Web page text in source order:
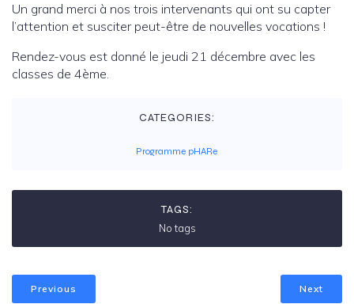
Un grand merci à nos trois intervenants qui ont su capter
l’attention et susciter peut-être de nouvelles vocations !
Rendez-vous est donné le jeudi 21 décembre avec les
classes de 4ème.
CATEGORIES:
Programme pHARe
TAGS:
No tags
Previous Next